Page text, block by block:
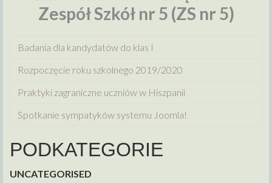
Zespół Szkół nr 5 (ZS nr 5)
Badania dla kandydatów do klas I
Rozpoczęcie roku szkolnego 2019/2020
Praktyki zagraniczne uczniów w Hiszpanii
Spotkanie sympatyków systemu Joomla!
PODKATEGORIE
UNCATEGORISED